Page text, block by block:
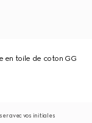
en toile de coton GG
avec vos initiales